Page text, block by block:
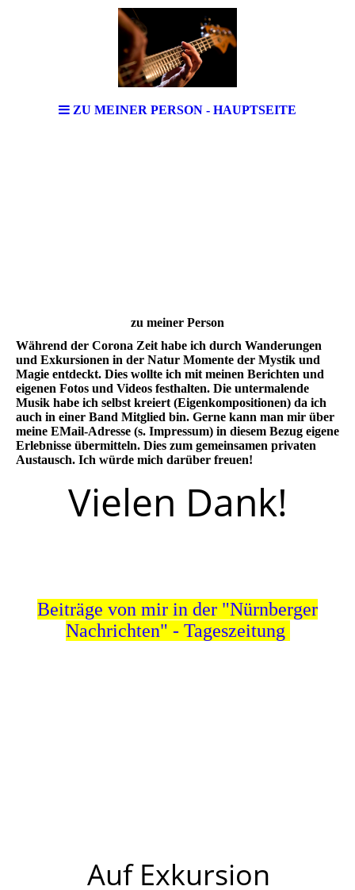
ZU MEINER PERSON - HAUPTSEITE
zu meiner Person
Während der Corona Zeit habe ich durch Wanderungen
und Exkursionen in der Natur Momente der Mystik und
Magie entdeckt. Dies wollte ich mit meinen Berichten und
eigenen Fotos und Videos festhalten. Die untermalende
Musik habe ich selbst kreiert (Eigenkompositionen) da ich
auch in einer Band Mitglied bin. Gerne kann man mir über
meine EMail-Adresse (s. Impressum) in diesem Bezug eigene
Erlebnisse übermitteln. Dies zum gemeinsamen privaten
Austausch. Ich würde mich darüber freuen!
Vielen Dank!
Beiträge von mir in der "Nürnberger
Nachrichten" - Tageszeitung
Auf Exkursion